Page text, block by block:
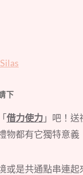
下
借力使力 」吧！
物都有它獨特意義
或是共通點串連起